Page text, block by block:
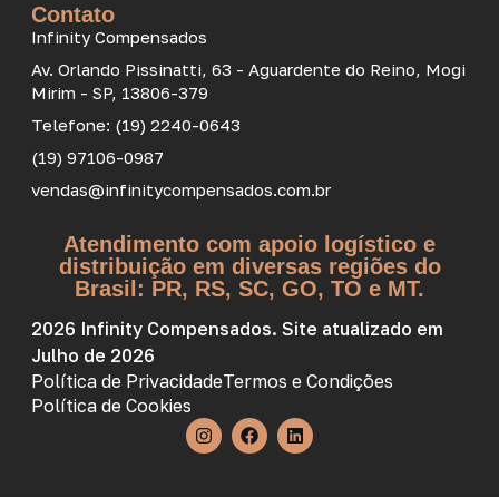
Contato
Infinity Compensados
Av. Orlando Pissinatti, 63 - Aguardente do Reino, Mogi
Mirim - SP, 13806-379
Telefone: (19) 2240-0643
(19) 97106-0987
vendas@infinitycompensados.com.br
Atendimento com apoio logístico e
distribuição em diversas regiões do
Brasil: PR, RS, SC, GO, TO e MT.
2026 Infinity Compensados. Site atualizado em
Julho de 2026
Política de PrivacidadeTermos e Condições
Política de Cookies